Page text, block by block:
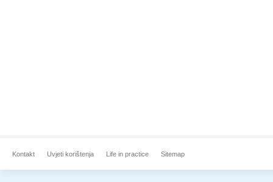
Kontakt Uvjeti korištenja Life in practice Sitemap